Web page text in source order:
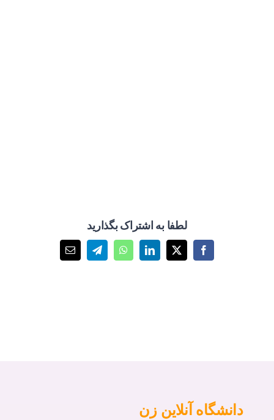
لطفا به اشتراک بگذارید
Facebook
X
LinkedIn
WhatsApp
Telegramپست
الکترونیک
دانشگاه آنلاین زن